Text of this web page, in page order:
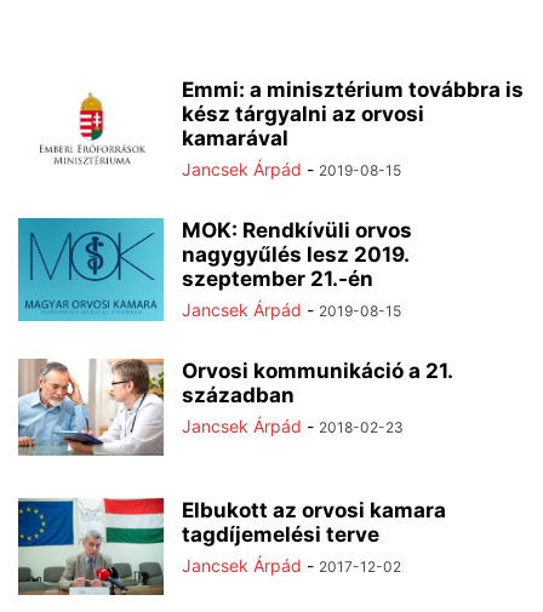
Emmi: a minisztérium továbbra is
kész tárgyalni az orvosi
kamarával
Jancsek Árpád - 2019-08-15
MOK: Rendkívüli orvos
nagygyűlés lesz 2019.
szeptember 21.-én
Jancsek Árpád - 2019-08-15
Orvosi kommunikáció a 21.
században
Jancsek Árpád - 2018-02-23
Elbukott az orvosi kamara
tagdíjemelési terve
Jancsek Árpád - 2017-12-02